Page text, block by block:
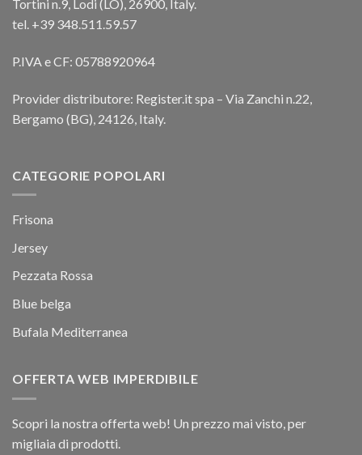
Tortini n.9, Lodi (LO), 26900, Italy.
tel. +39 348.511.59.57
P.IVA e CF: 05788920964
Provider distributore: Register.it spa – Via Zanchi n.22,
Bergamo (BG), 24126, Italy.
CATEGORIE POPOLARI
Frisona
Jersey
Pezzata Rossa
Blue belga
Bufala Mediterranea
OFFERTA WEB IMPERDIBILE
Scopri la nostra offerta web! Un prezzo mai visto, per
migliaia di prodotti.